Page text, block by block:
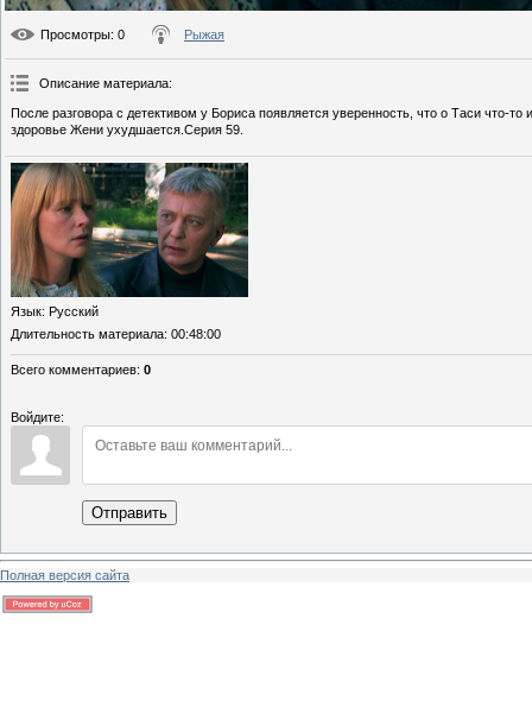
Просмотры: 0 Рыжая
Описание материала:
После разговора с детективом у Бориса появляется уверенность, что о Таси что-
здоровье Жени ухудшается.Серия 59.
Язык: Русский
Длительность материала: 00:48:00
Всего комментариев: 0
Войдите:
Отправить
Полная версия сайта